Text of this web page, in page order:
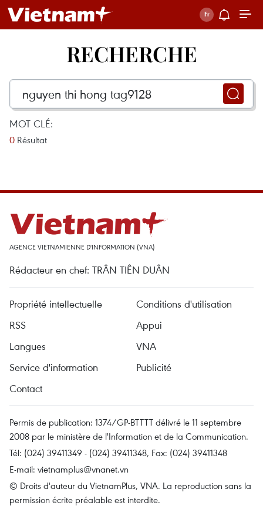
RECHERCHE
MOT CLÉ:
0 Résultat
AGENCE VIETNAMIENNE D'INFORMATION (VNA)
Rédacteur en chef: TRÂN TIÊN DUÂN
Propriété intellectuelle
Conditions d'utilisation
RSS
Appui
Langues
VNA
Service d'information
Publicité
Contact
Permis de publication: 1374/GP-BTTTT délivré le 11 septembre
2008 par le ministère de l'Information et de la Communication.
Tél: (024) 39411349 - (024) 39411348, Fax: (024) 39411348
E-mail: vietnamplus@vnanet.vn
© Droits d'auteur du VietnamPlus, VNA. La reproduction sans la
permission écrite préalable est interdite.